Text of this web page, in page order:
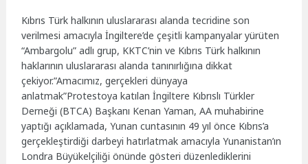
Kıbrıs Türk halkının uluslararası alanda tecridine son
verilmesi amacıyla İngiltere’de çeşitli kampanyalar yürüten
“Ambargolu” adlı grup, KKTC’nin ve Kıbrıs Türk halkının
haklarının uluslararası alanda tanınırlığına dikkat
çekiyor.”Amacımız, gerçekleri dünyaya
anlatmak”Protestoya katılan İngiltere Kıbrıslı Türkler
Derneği (BTCA) Başkanı Kenan Yaman, AA muhabirine
yaptığı açıklamada, Yunan cuntasının 49 yıl önce Kıbrıs’a
gerçekleştirdiği darbeyi hatırlatmak amacıyla Yunanistan’ın
Londra Büyükelçiliği önünde gösteri düzenlediklerini